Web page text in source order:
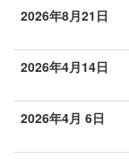
2026年8月21日
2026年4月14日
2026年4月 6日